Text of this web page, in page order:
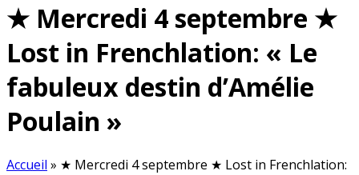
★ Mercredi 4 septembre ★
Lost in Frenchlation: « Le
fabuleux destin d’Amélie
Poulain »
Accueil » ★ Mercredi 4 septembre ★ Lost in Frenchlation: